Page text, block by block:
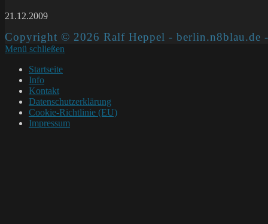
21.12.2009
Copyright © 2026 Ralf Heppel - berlin.n8blau.de
Menü schließen
Startseite
Info
Kontakt
Datenschutzerklärung
Cookie-Richtlinie (EU)
Impressum